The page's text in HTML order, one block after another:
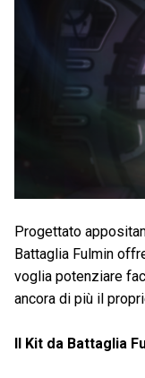
Progettato
Battaglia Fulmin
voglia potenziare
ancora di più il
Il Kit da Battaglia